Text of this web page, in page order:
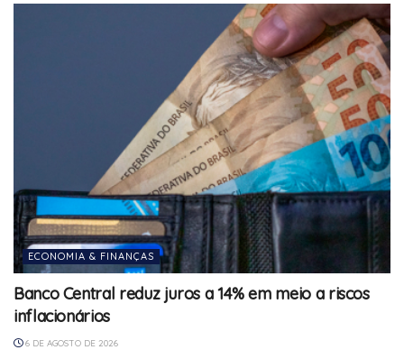
ECONOMIA & FINANÇAS
Banco Central reduz juros a 14% em meio a riscos
inflacionários
6 DE AGOSTO DE 2026